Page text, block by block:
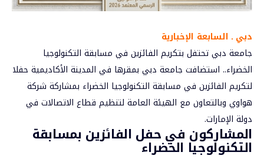
دبي ـ السابعة الإخبارية
جامعة دبي تحتفل بتكريم الفائزين في مسابقة التكنولوجيا
الخضراء.. استضافت جامعة دبي بمقرها في المدينة الأكاديمية حفلا
لتكريم الفائزين في مسابقة التكنولوجيا الخضراء بمشاركة شركة
هواوي وبالتعاون مع الهيئة العامة لتنظيم قطاع الاتصالات في
دولة الإمارات.
المشاركون في حفل الفائزين بمسابقة
التكنولوجيا الخضراء